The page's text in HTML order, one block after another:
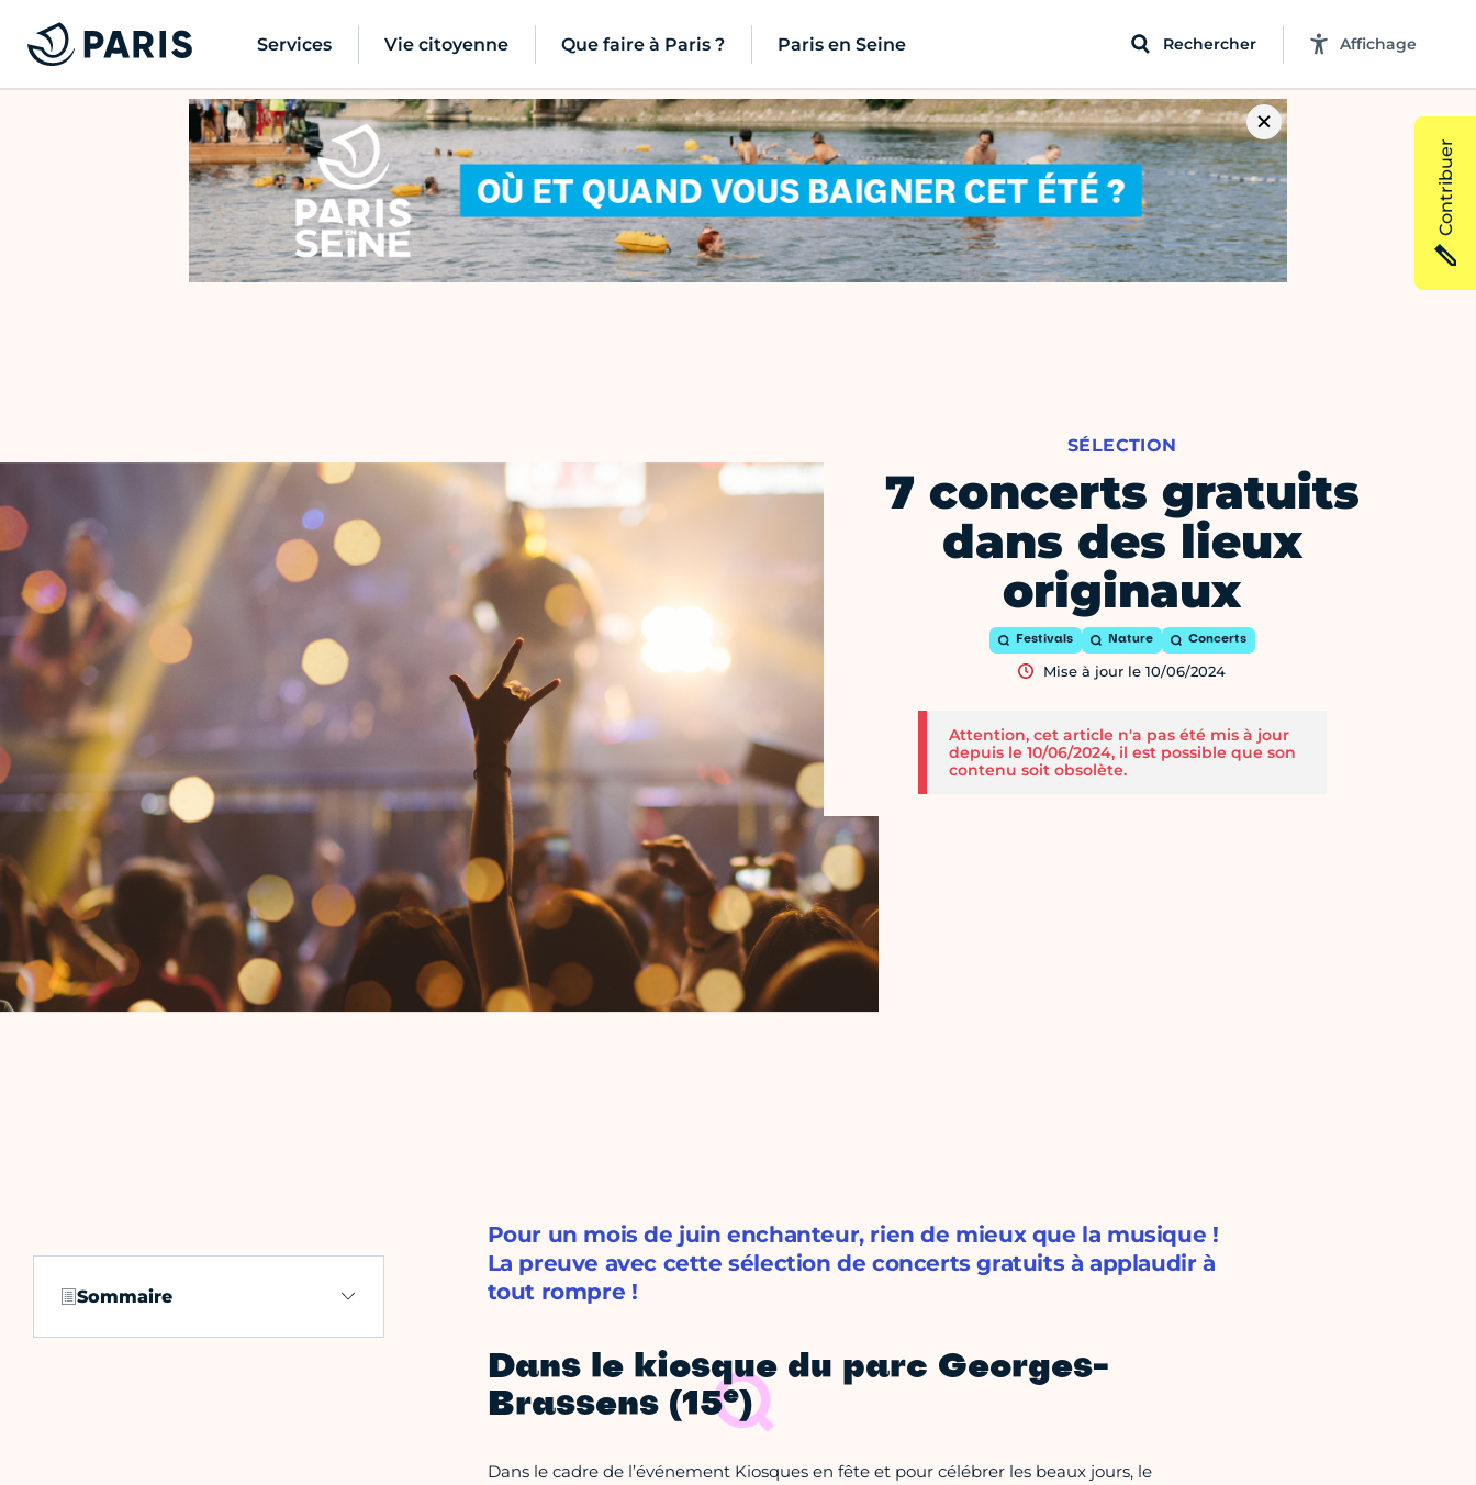
Services Vie citoyenne Que faire à Paris ? Paris en Seine Rechercher Affichage
7 concerts gratuits
dans des lieux
originaux
SÉLECTION
Festivals Nature Concerts
Mise à jour le 10/06/2024
Attention, cet article n'a pas été mis à jour
depuis le 10/06/2024, il est possible que son
contenu soit obsolète.
Sommaire
Pour un mois de juin enchanteur, rien de mieux que la musique !
La preuve avec cette sélection de concerts gratuits à applaudir à
tout rompre !
Dans le kiosque du parc Georges-
Brassens (15e)
Dans le cadre de l’événement Kiosques en fête et pour célébrer les beaux jours, le
Contribuer